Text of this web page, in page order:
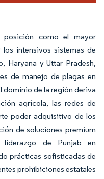
como el mayor
intensivos sistemas de
Haryana y Uttar Pradesh,
de manejo de plagas en
dominio de la región deriva
agrícola, las redes de
poder adquisitivo de los
de soluciones premium
de Punjab en
prácticas sofisticadas de
prohibiciones estatales